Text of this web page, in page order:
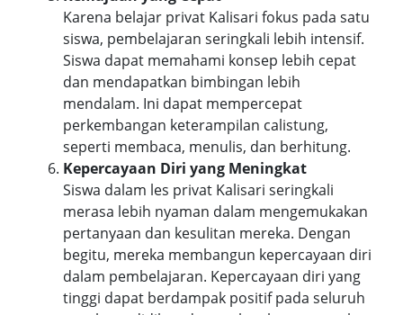
Karena belajar privat Kalisari fokus pada satu
siswa, pembelajaran seringkali lebih intensif.
Siswa dapat memahami konsep lebih cepat
dan mendapatkan bimbingan lebih
mendalam. Ini dapat mempercepat
perkembangan keterampilan calistung,
seperti membaca, menulis, dan berhitung.
Kepercayaan Diri yang Meningkat
Siswa dalam les privat Kalisari seringkali
merasa lebih nyaman dalam mengemukakan
pertanyaan dan kesulitan mereka. Dengan
begitu, mereka membangun kepercayaan diri
dalam pembelajaran. Kepercayaan diri yang
tinggi dapat berdampak positif pada seluruh